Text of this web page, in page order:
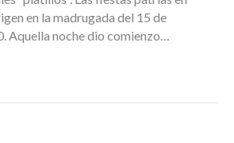
en la madrugada del 15 de
Aquella noche dio comienzo…